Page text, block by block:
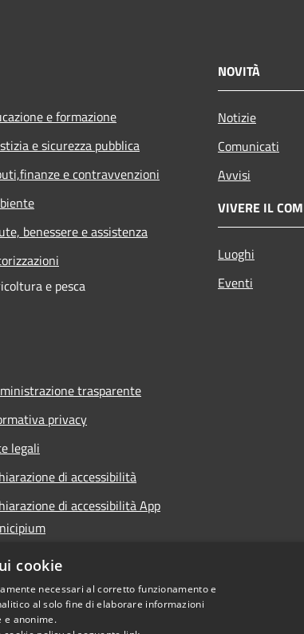
e formazione
e sicurezza pubblica
e contravvenzioni
benessere e assistenza
e pesca
NOVITÀ
Notizie
Comunicati
Avvisi
VIVERE IL
Luoghi
Eventi
trasparente
privacy
legali
di accessibilità
di accessibilità App
cookie
necessari al corretto funzionamento e
al solo fine di elaborare informazioni
e anonime.